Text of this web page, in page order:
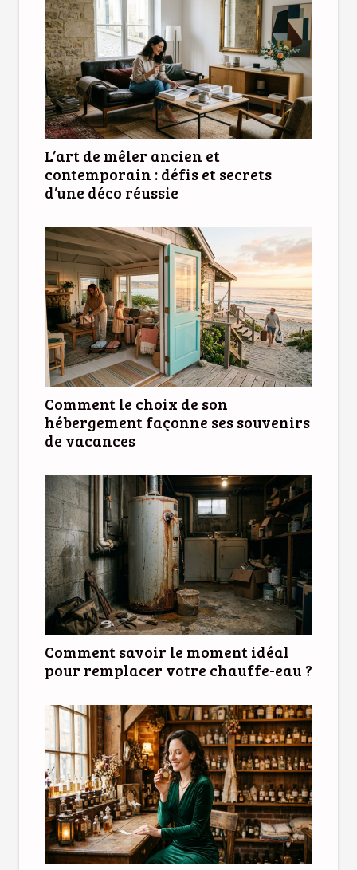
L’art de mêler ancien et
contemporain : défis et secrets
d’une déco réussie
Comment le choix de son
hébergement façonne ses souvenirs
de vacances
Comment savoir le moment idéal
pour remplacer votre chauffe-eau ?